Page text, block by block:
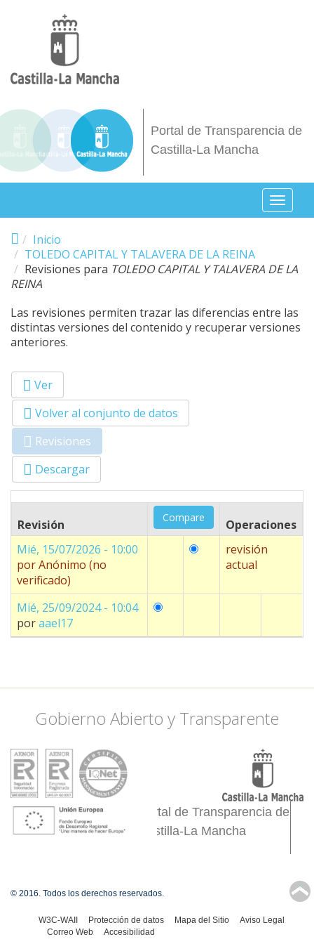
Portal de Transparencia de
Castilla-La Mancha
Toggle
Inicio
TOLEDO CAPITAL Y TALAVERA DE LA REINA
Revisiones para TOLEDO CAPITAL Y TALAVERA DE LA
REINA
Las revisiones permiten trazar las diferencias entre las
distintas versiones del contenido y recuperar versiones
anteriores.
Primary tabs
Ver
Volver al conjunto de datos
Revisiones
activa)
Descargar
Revisión
Operaciones
Mié, 15/07/2026 - 10:00
porAnónimo (no
verificado)
revisión
actual
Mié, 25/09/2024 - 10:04
poraael17
Gobierno Abierto y Transparente
Portal de Transparencia de
Castilla-La Mancha
↑
© 2016. Todos los derechos reservados.
W3C-WAII Protección de datos Mapa del Sitio
Aviso Legal
Correo Web
Accesibilidad